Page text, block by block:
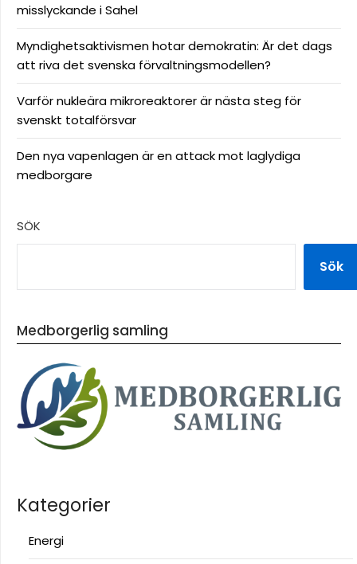
misslyckande i Sahel
Myndighetsaktivismen hotar demokratin: Är det dags
att riva det svenska förvaltningsmodellen?
Varför nukleära mikroreaktorer är nästa steg för
svenskt totalförsvar
Den nya vapenlagen är en attack mot laglydiga
medborgare
SÖK
Sök
Medborgerlig samling
Kategorier
Energi